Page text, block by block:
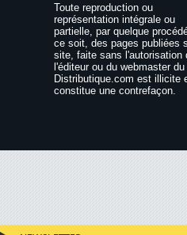
Toute reproduction ou
représentation intégrale ou
partielle, par quelque
ce soit, des pages publiées
site, faite sans l'autorisation
l'éditeur ou du webmaster
Distributique.com est illicite
constitue une contrefaçon.